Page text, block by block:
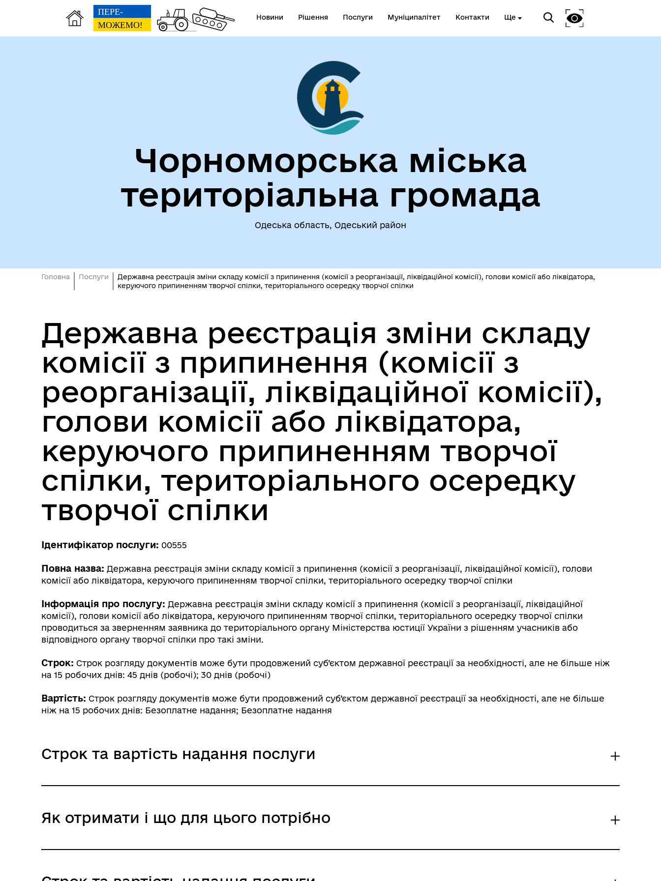
Новини Рішення Послуги Муніципалітет Контакти Ще
Колегіальні органи (ради,
Місцеві податки та збори
Герої не вмирають!
До уваги внутрішньо
переміщених осіб
Безбар’єрний простір
Чорноморська міська
територіальна громада
Одеська область, Одеський район
Головна Послуги
Державна реєстрація зміни складу комісії з припинення (комісії з реорганізації, ліквідаційної комісії), голови комісії або ліквідатора,
керуючого припиненням творчої спілки, територіального осередку творчої спілки
Державна реєстрація зміни складу
комісії з припинення (комісії з
реорганізації, ліквідаційної комісії),
голови комісії або ліквідатора,
керуючого припиненням творчої
спілки, територіального осередку
творчої спілки
Ідентифікатор послуги: 00555
Повна назва: Державна реєстрація зміни складу комісії з припинення (комісії з реорганізації, ліквідаційної комісії), голови
комісії або ліквідатора, керуючого припиненням творчої спілки, територіального осередку творчої спілки
Інформація про послугу: Державна реєстрація зміни складу комісії з припинення (комісії з реорганізації, ліквідаційної
комісії), голови комісії або ліквідатора, керуючого припиненням творчої спілки, територіального осередку творчої спілки
проводиться за зверненням заявника до територіального органу Міністерства юстиції України з рішенням учасників або
відповідного органу творчої спілки про такі зміни.
Строк: Строк розгляду документів може бути продовжений суб’єктом державної реєстрації за необхідності, але не більше ніж
на 15 робочих днів: 45 днів (робочі); 30 днів (робочі)
Вартість: Строк розгляду документів може бути продовжений суб’єктом державної реєстрації за необхідності, але не більше
ніж на 15 робочих днів: Безоплатне надання; Безоплатне надання
Строк та вартість надання послуги
необхідності, але не більше ніж на 15 робочих днів
Адміністративний збір: Безоплатне надання / 0 UAH /
Звичайне надання
Строк надання: 30 днів (робочі)
Як отримати і що для цього потрібно